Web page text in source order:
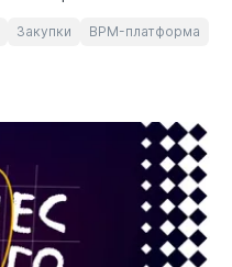
Закупки BPM-платформа